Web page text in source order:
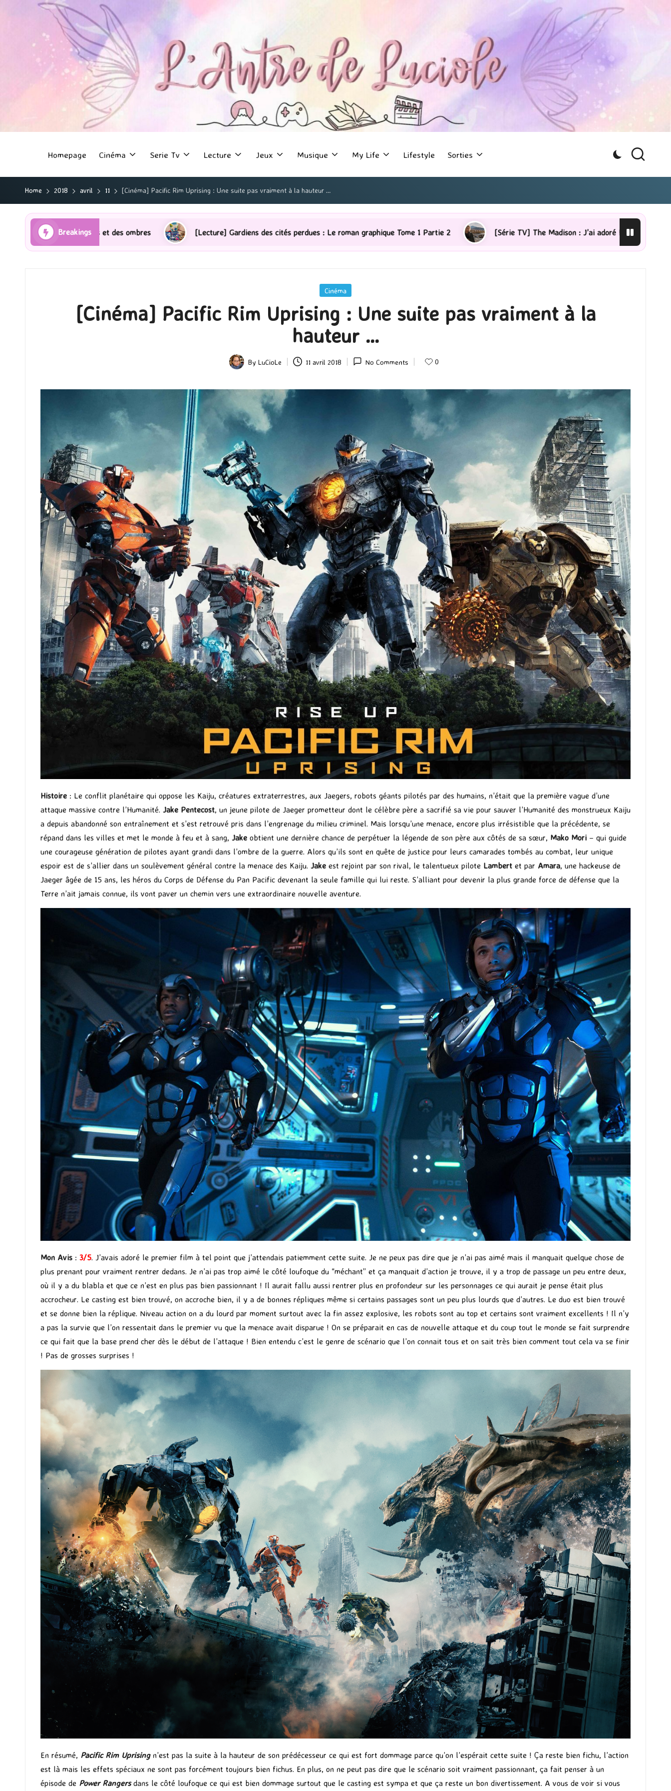
Homepage Cinéma Serie Tv Lecture Jeux Musique My Life Lifestyle Sorties
Home 2018 avril 11 [Cinéma] Pacific Rim Uprising : Une suite pas vraiment à la hauteur …
Breakings
[Lecture] Gardiens des cités perdues : Le roman graphique Tome 1 Partie 2 [Série TV] The Madison : J’ai adoré ! [Lecture] La femme de ménage : J’ai
Posted
Cinéma
[Cinéma] Pacific Rim Uprising : Une suite pas vraiment à la
hauteur …
Posted
By LuCioLe 11 avril 2018 No Comments 0
Histoire : Le conflit planétaire qui oppose les Kaiju, créatures extraterrestres, aux Jaegers, robots géants pilotés par des humains, n’était que la première vague d’une
attaque massive contre l’Humanité. Jake Pentecost, un jeune pilote de Jaeger prometteur dont le célèbre père a sacrifié sa vie pour sauver l’Humanité des monstrueux Kaiju
a depuis abandonné son entraînement et s’est retrouvé pris dans l’engrenage du milieu criminel. Mais lorsqu’une menace, encore plus irrésistible que la précédente, se
répand dans les villes et met le monde à feu et à sang, Jake obtient une dernière chance de perpétuer la légende de son père aux côtés de sa sœur, Mako Mori – qui guide
une courageuse génération de pilotes ayant grandi dans l’ombre de la guerre. Alors qu’ils sont en quête de justice pour leurs camarades tombés au combat, leur unique
espoir est de s’allier dans un soulèvement général contre la menace des Kaiju. Jake est rejoint par son rival, le talentueux pilote Lambert et par Amara, une hackeuse de
Jaeger âgée de 15 ans, les héros du Corps de Défense du Pan Pacific devenant la seule famille qui lui reste. S’alliant pour devenir la plus grande force de défense que la
Terre n’ait jamais connue, ils vont paver un chemin vers une extraordinaire nouvelle aventure.
Mon Avis : 3/5. J’avais adoré le premier film à tel point que j’attendais patiemment cette suite. Je ne peux pas dire que je n’ai pas aimé mais il manquait quelque chose de
plus prenant pour vraiment rentrer dedans. Je n’ai pas trop aimé le côté loufoque du “méchant” et ça manquait d’action je trouve, il y a trop de passage un peu entre deux,
où il y a du blabla et que ce n’est en plus pas bien passionnant ! Il aurait fallu aussi rentrer plus en profondeur sur les personnages ce qui aurait je pense était plus
accrocheur. Le casting est bien trouvé, on accroche bien, il y a de bonnes répliques même si certains passages sont un peu plus lourds que d’autres. Le duo est bien trouvé
et se donne bien la réplique. Niveau action on a du lourd par moment surtout avec la fin assez explosive, les robots sont au top et certains sont vraiment excellents ! Il n’y
a pas la survie que l’on ressentait dans le premier vu que la menace avait disparue ! On se préparait en cas de nouvelle attaque et du coup tout le monde se fait surprendre
ce qui fait que la base prend cher dès le début de l’attaque ! Bien entendu c’est le genre de scénario que l’on connait tous et on sait très bien comment tout cela va se finir
! Pas de grosses surprises !
En résumé, Pacific Rim Uprisingn’est pas la suite à la hauteur de son prédécesseur ce qui est fort dommage parce qu’on l’espérait cette suite ! Ça reste bien fichu, l’action
est là mais les effets spéciaux ne sont pas forcément toujours bien fichus. En plus, on ne peut pas dire que le scénario soit vraiment passionnant, ça fait penser à un
épisode de Power Rangers dans le côté loufoque ce qui est bien dommage surtout que le casting est sympa et que ça reste un bon divertissement. A vous de voir si vous